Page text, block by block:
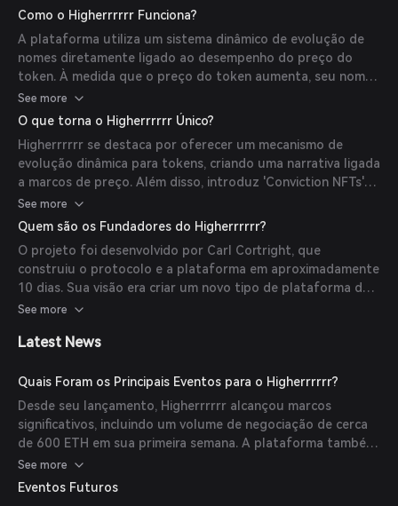
chain, criando uma experiência única e envolvente para os
Como o Higherrrrrr Funciona?
A plataforma utiliza um sistema dinâmico de evolução de
nomes diretamente ligado ao desempenho do preço do
token. À medida que o preço do token aumenta, seu nome
evolui para refletir seu crescimento. Isso é gerenciado por
oráculos on-chain e contratos inteligentes que atualizam
automaticamente os metadados do token quando os
limites de preço predefinidos são ultrapassados.
See more
O que torna o Higherrrrrr Único?
Higherrrrrr se destaca por oferecer um mecanismo de
evolução dinâmica para tokens, criando uma narrativa ligada
a marcos de preço. Além disso, introduz 'Conviction NFTs'
que servem como prova de participação inicial,
recompensando compras significativas de tokens e
capturando a jornada evolutiva do token.
See more
Quem são os Fundadores do Higherrrrrr?
O projeto foi desenvolvido por Carl Cortright, que
construiu o protocolo e a plataforma em aproximadamente
10 dias. Sua visão era criar um novo tipo de plataforma de
lançamento de meme coin que integra mecânicas de
See more
Latest News
Quais Foram os Principais Eventos para o Higherrrrrr?
Desde seu lançamento, Higherrrrrr alcançou marcos
significativos, incluindo um volume de negociação de cerca
de 600 ETH em sua primeira semana. A plataforma também
ganhou atenção por sua abordagem inovadora a meme
coins e evolução dinâmica de tokens.
See more
Eventos Futuros